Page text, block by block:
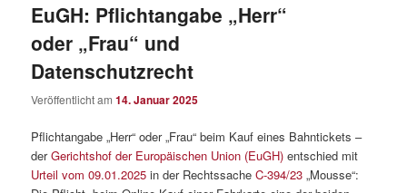
EuGH: Pflichtangabe „Herr“
oder „Frau“ und
Datenschutzrecht
Veröffentlicht am14. Januar 2025
Pflichtangabe „Herr“ oder „Frau“ beim Kauf eines Bahntickets –
derGerichtshof der Europäischen Union (EuGH) entschied mit
Urteil vom 09.01.2025 in der RechtssacheC‑394/23 „Mousse“: